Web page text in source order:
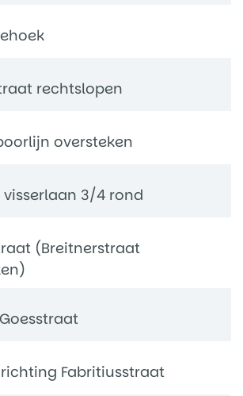
rechtslopen
oversteken
visserlaan 3/4 rond
(Breitnerstraat
Fabritiusstraat